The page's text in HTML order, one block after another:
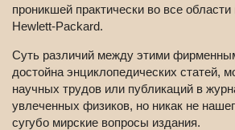
проникшей практически во все
Hewlett-Packard.
Суть различий между этими
достойна энциклопедических статей,
научных трудов или публикаций в
увлеченных физиков, но никак не
сугубо мирские вопросы издания.